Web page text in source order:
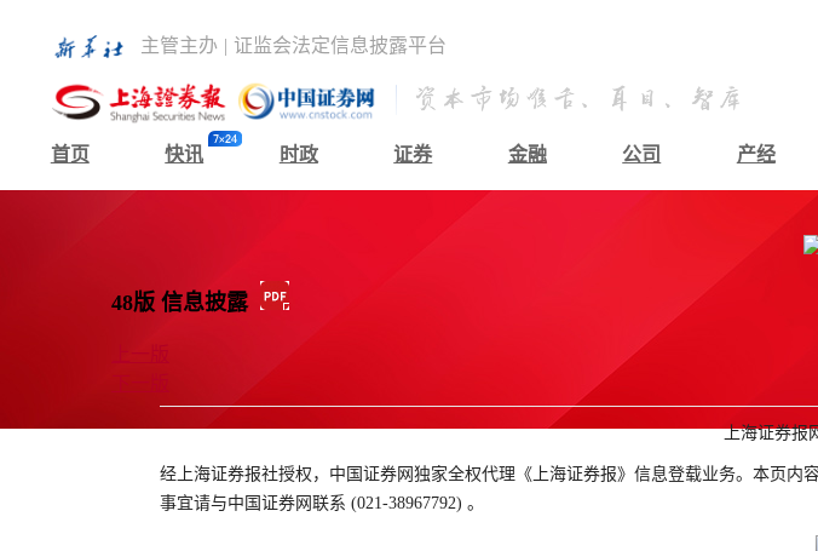
主管主办 | 证监会法定信息披露平台
首页 快讯 时政 证券 金融 公司 产经
48版 信息披露
上海证券报
经上海证券报社授权，中国证券网独家全权代理《上海证券报》信息登载业务。本页
事宜请与中国证券网联系 (021-38967792) 。